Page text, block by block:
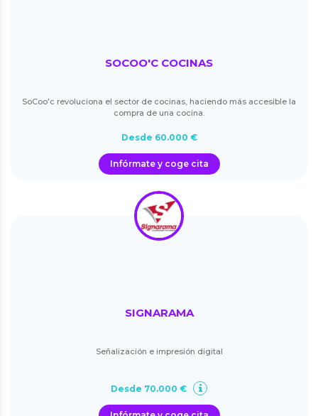
SOCOO'C COCINAS
SoCoo'c revoluciona el sector de cocinas, haciendo más accesible la
compra de una cocina.
Desde 60.000 €
Infórmate y coge cita
SIGNARAMA
Señalización e impresión digital
Desde 70.000 €